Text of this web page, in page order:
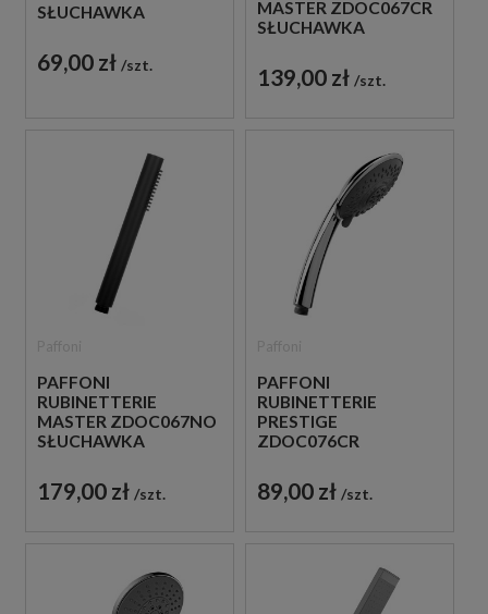
SŁUCHAWKA
CHROM
69,00 zł szt.
MASTER ZDOC067CR
SŁUCHAWKA
CHROM
139,00 zł szt.
PAFFONI
RUBINETTERIE
MASTER ZDOC067NO
SŁUCHAWKA
CZARNA
179,00 zł szt.
PAFFONI
RUBINETTERIE
PRESTIGE
ZDOC076CR
PRYSZNICOWA
CHROM
89,00 zł szt.